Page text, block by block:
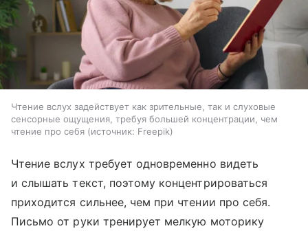
Чтение вслух задействует как зрительные, так и слуховые
сенсорные ощущения, требуя большей концентрации, чем
чтение про себя
источник: Freepik
Чтение вслух требует одновременно видеть
и слышать текст, поэтому концентрироваться
приходится сильнее, чем при чтении про себя.
Письмо от руки тренирует мелкую моторику